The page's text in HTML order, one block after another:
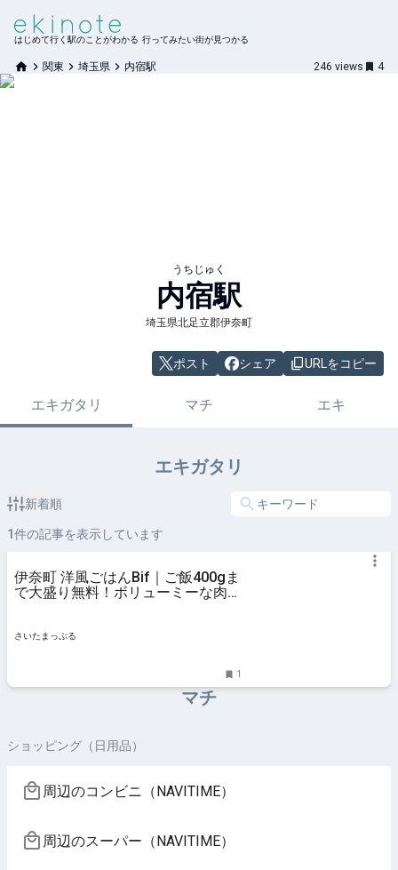
はじめて行く駅のことがわかる 行ってみたい街が見つかる
関東 埼玉県 内宿駅 246 views 4
うちじゅく
内宿駅
埼玉県北足立郡伊奈町
ポスト シェア URLをコピー
エキガタリ マチ エキ
エキガタリ
新着順
1件の記事を表示しています
伊奈町 洋風ごはんBif｜ご飯400gま
で大盛り無料！ボリューミーな肉厚
さいたまっぷる
1
マチ
ショッピング（日用品）
周辺のコンビニ（NAVITIME）
周辺のスーパー（NAVITIME）